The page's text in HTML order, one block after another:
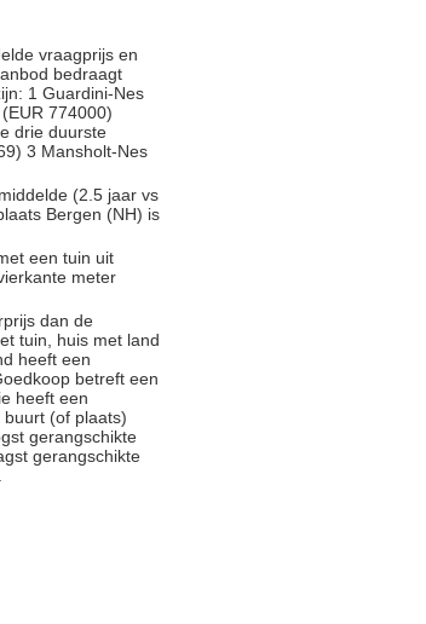
vraagprijs en
bedraagt
1 Guardini-Nes
774000)
drie duurste
3 Mansholt-Nes
(2.5 jaar vs
Bergen (NH) is
een tuin uit
meter
dan de
tuin, huis met land
heeft een
betreft een
heeft een
(of plaats)
gerangschikte
gerangschikte